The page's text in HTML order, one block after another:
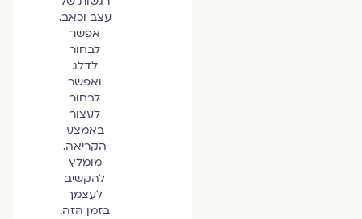
עצב וכאב.
אפשר
לבחור
לדלג
ואפשר
לבחור
לעצור
באמצע
הקריאה.
מומלץ
להקשיב
לעצמך
בזמן הזה.